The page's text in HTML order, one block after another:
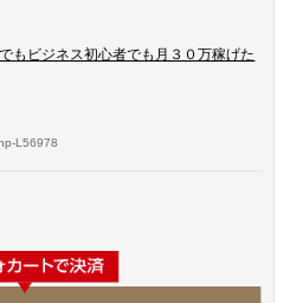
もビジネス初心者でも月３０万稼げた
L56978